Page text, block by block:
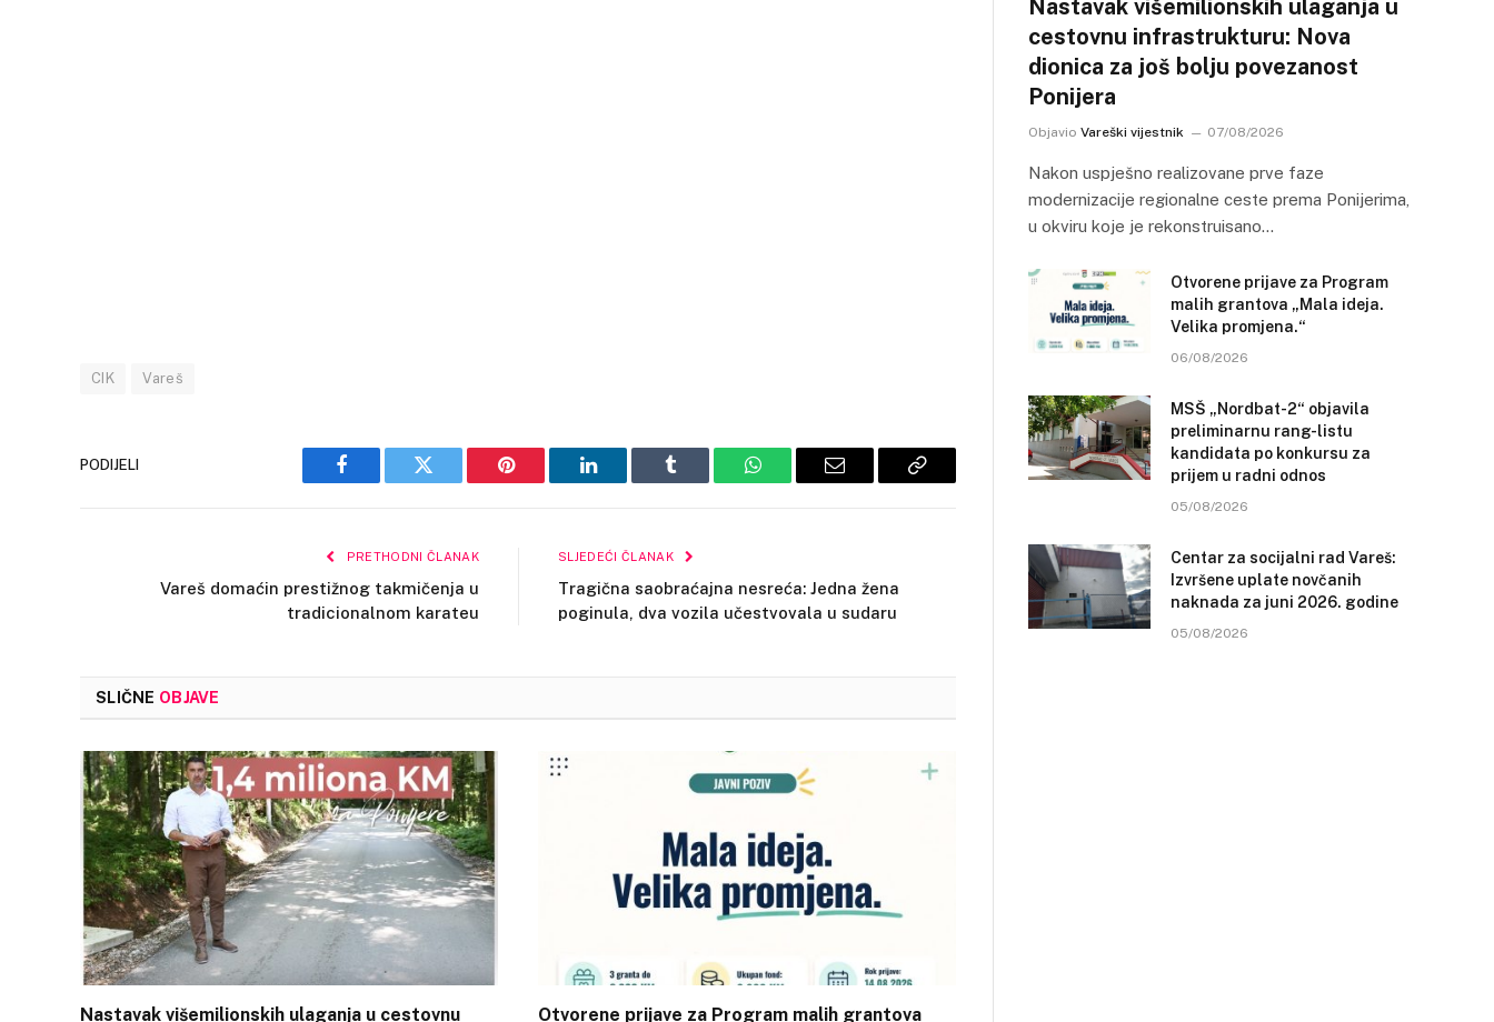
CIK Vareš
PODIJELI
Facebook Twitter Pinterest LinkedIn Tumblr WhatsAppEmail
Copy
PRETHODNI ČLANAK
Vareš domaćin prestižnog takmičenja u
tradicionalnom karateu
SLJEDEĆI ČLANAK
Tragična saobraćajna nesreća: Jedna žena
poginula, dva vozila učestvovala u sudaru
SLIČNE OBJAVE
Nastavak višemilionskih ulaganja u cestovnu
Otvorene prijave za Program malih grantova
Nastavak višemilionskih ulaganja u
cestovnu infrastrukturu: Nova
dionica za još bolju povezanost
Ponijera
Objavio Vareški vijestnik 07/08/2026
Nakon uspješno realizovane prve faze
modernizacije regionalne ceste prema Ponijerima,
u okviru koje je rekonstruisano…
Otvorene prijave za Program
malih grantova „Mala ideja.
Velika promjena.“
06/08/2026
MSŠ „Nordbat-2“ objavila
preliminarnu rang-listu
kandidata po konkursu za
prijem u radni odnos
05/08/2026
Centar za socijalni rad Vareš:
Izvršene uplate novčanih
naknada za juni 2026. godine
05/08/2026